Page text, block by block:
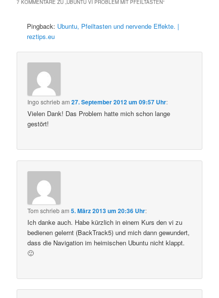
7 KOMMENTARE ZU „UBUNTU VI PROBLEM MIT PFEILTASTEN“
Pingback: Ubuntu, Pfeiltasten und nervende Effekte. |
reztips.eu
Ingo schriebam27. September 2012 um 09:57 Uhr:
Vielen Dank! Das Problem hatte mich schon lange
gestört!
Tom schriebam5. März 2013 um 20:36 Uhr:
Ich danke auch. Habe kürzlich in einem Kurs den vi zu
bedienen gelernt (BackTrack5) und mich dann gewundert,
dass die Navigation im heimischen Ubuntu nicht klappt.
🙂